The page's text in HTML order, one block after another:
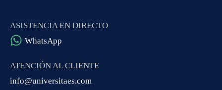
ASISTENCIA EN DIRECTO
WhatsApp
ATENCIÓN AL CLIENTE
info@universitaes.com